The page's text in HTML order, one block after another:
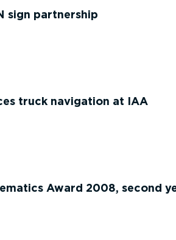
sign partnership
truck navigation at IAA
Award 2008, second